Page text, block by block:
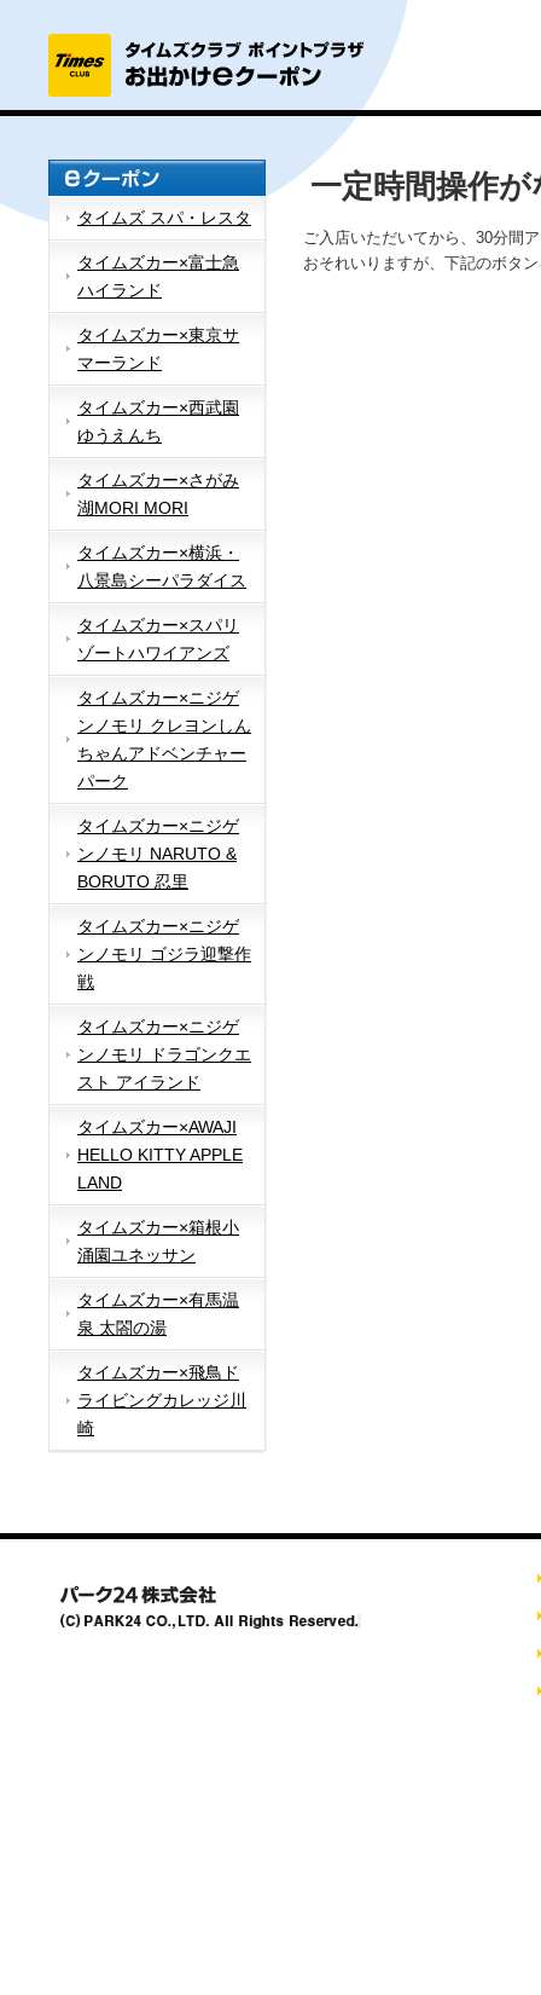
タイムズ スパ・レスタ
タイムズカー×富士急
ハイランド
タイムズカー×東京サ
マーランド
タイムズカー×西武園
ゆうえんち
タイムズカー×さがみ
湖MORI MORI
タイムズカー×横浜・
八景島シーパラダイス
タイムズカー×スパリ
ゾートハワイアンズ
タイムズカー×ニジゲ
ンノモリ クレヨンしん
ちゃんアドベンチャー
パーク
タイムズカー×ニジゲ
ンノモリ NARUTO &
BORUTO 忍里
タイムズカー×ニジゲ
ンノモリ ゴジラ迎撃作
戦
タイムズカー×ニジゲ
ンノモリ ドラゴンクエ
スト アイランド
タイムズカー×AWAJI
HELLO KITTY APPLE
LAND
タイムズカー×箱根小
涌園ユネッサン
タイムズカー×有馬温
泉 太閤の湯
タイムズカー×飛鳥ド
ライビングカレッジ川
崎
一定時間操作
ご入店いただいてから、30分間
おそれいりますが、下記のボタ